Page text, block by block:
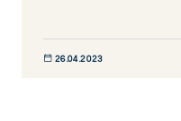
26.04.2023